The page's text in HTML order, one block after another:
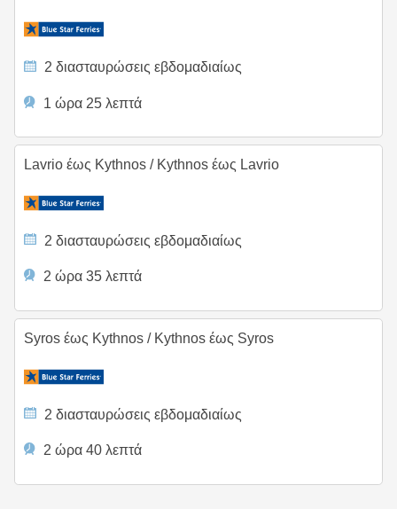
2 διασταυρώσεις εβδομαδιαίως
1 ώρα 25 λεπτά
Lavrio έως Kythnos /Kythnos έως Lavrio
2 διασταυρώσεις εβδομαδιαίως
2 ώρα 35 λεπτά
Syros έως Kythnos /Kythnos έως Syros
2 διασταυρώσεις εβδομαδιαίως
2 ώρα 40 λεπτά